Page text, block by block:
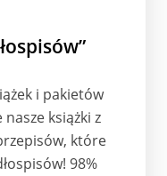
i pakietów
książki z
które
98%